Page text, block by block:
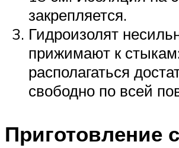
закрепляется.
Гидроизолят
прижимают к
располагаться
свободно по всей
Приготовление